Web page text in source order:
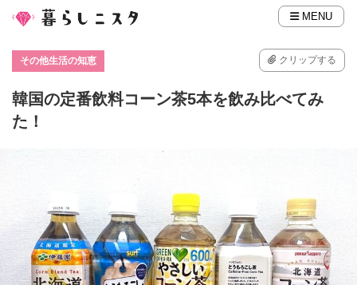
MENU
その他生活の知恵 クリップする
韓国の定番飲料コーン茶5本を飲み比べてみ
た！